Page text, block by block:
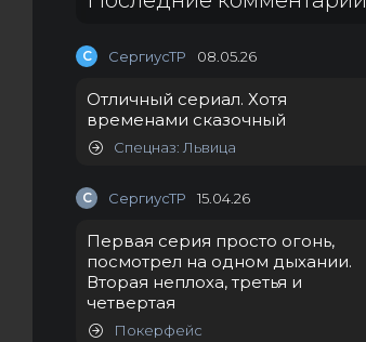
С СергиусТР 08.05.26
Отличный сериал. Хотя
временами сказочный
Спецназ: Львица
С СергиусТР 15.04.26
Первая серия просто огонь,
посмотрел на одном дыхании.
Вторая неплоха, третья и
четвертая
Покерфейс